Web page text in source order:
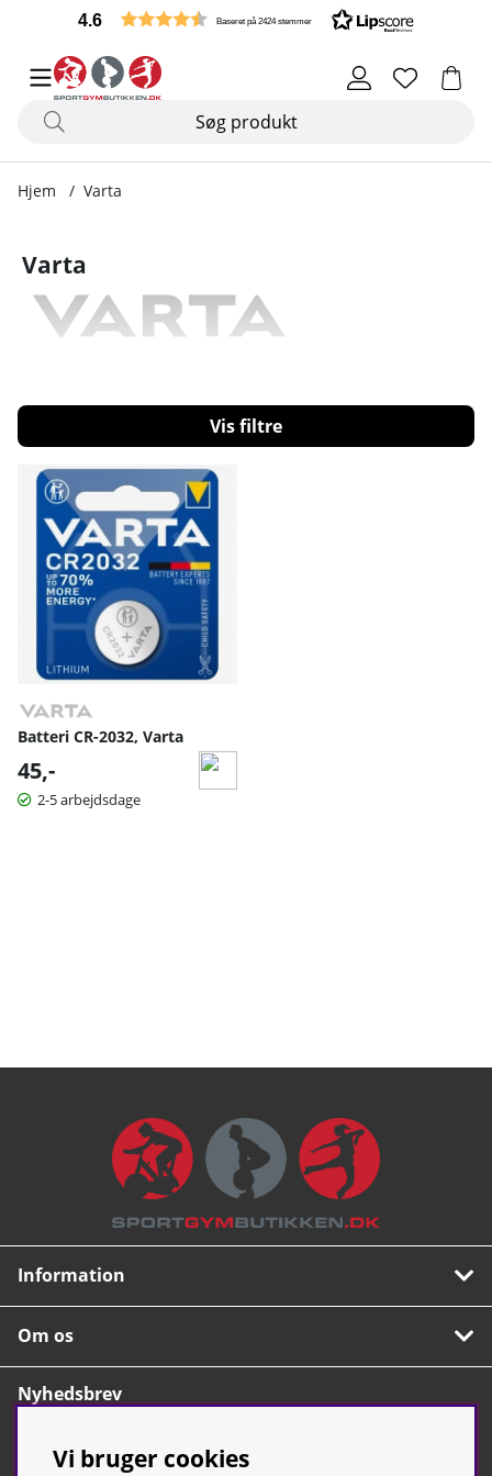
4.6 Baseret på 2424 stemmer
Hjem Varta
Varta
Filtrér
Produkter
Batteri CR-2032, Varta
45,-
2-5 arbejdsdage
Information
Om os
Nyhedsbrev
tips, nyheder og vores allerbedste tilbud.
Vi bruger cookies